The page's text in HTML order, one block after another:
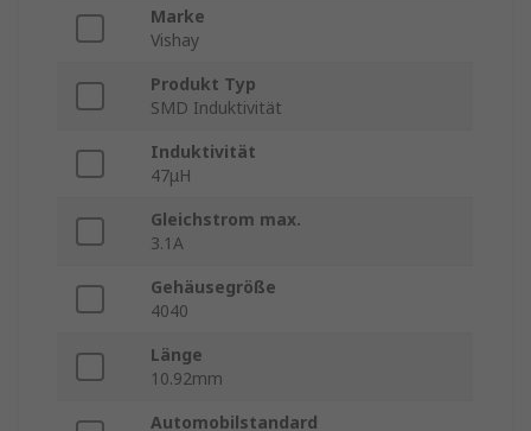
Marke
Vishay
Produkt Typ
SMD Induktivität
Induktivität
47μH
Gleichstrom max.
3.1A
Gehäusegröße
4040
Länge
10.92mm
Automobilstandard